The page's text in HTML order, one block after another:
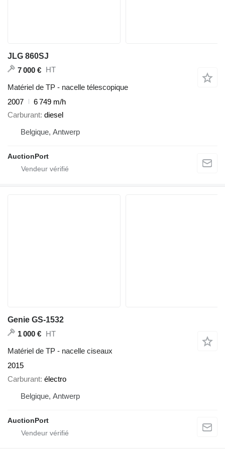
JLG 860SJ
7 000 € HT
Matériel de TP - nacelle télescopique
2007
6 749 m/h
Carburant diesel
Belgique, Antwerp
AuctionPort
Genie GS-1532
1 000 € HT
Matériel de TP - nacelle ciseaux
2015
Carburant électro
Belgique, Antwerp
AuctionPort